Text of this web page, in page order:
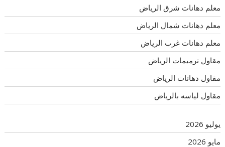
معلم دهانات شرق الرياض
معلم دهانات شمال الرياض
معلم دهانات غرب الرياض
مقاول ترميمات الرياض
مقاول دهانات الرياض
مقاول لياسه بالرياض
يوليو 2026
مايو 2026